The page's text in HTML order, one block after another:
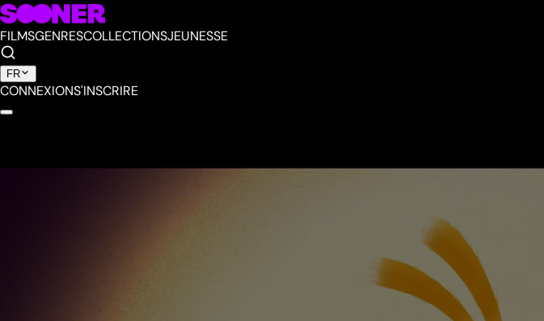
FILMSGENRESCOLLECTIONSJEUNESSE
FR
CONNEXIONS'INSCRIRE